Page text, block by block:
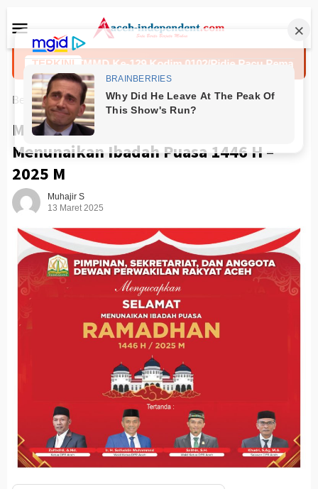
ke
kontenMobile
TERKINI
Satgas TMMD Ke-129 Kodim 0102/Pidie Pacu Pemasangan
Beranda IKLAN
Marhaban Ya Ramadan. Selamat
Menunaikan Ibadah Puasa 1446 H –
2025 M
Muhajir S
13 Maret 2025